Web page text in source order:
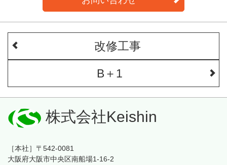
改修工事
B＋1
株式会社Keishin
［本社］〒542-0081
大阪府大阪市中央区南船場1-16-2